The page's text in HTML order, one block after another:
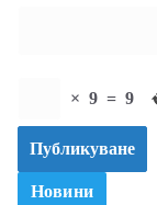
× 9 = 9
Новини